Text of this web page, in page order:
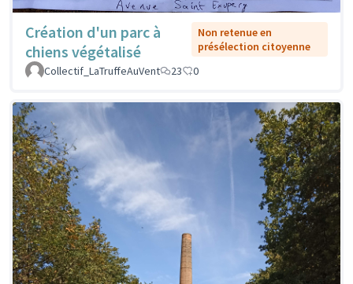
Création d'un parc à
chiens végétalisé
Non retenue en
présélection citoyenne
Collectif_LaTruffeAuVent
23 0